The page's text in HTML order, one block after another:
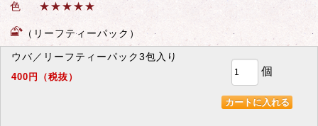
色 ★★★★★
（リーフティーパック）
ウバ／リーフティーパック3包入り
400円（税抜） 個